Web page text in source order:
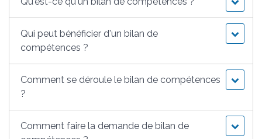
Qui peut bénéficier d'un bilan de
compétences ?
Comment se déroule le bilan de compétences
?
Comment faire la demande de bilan de